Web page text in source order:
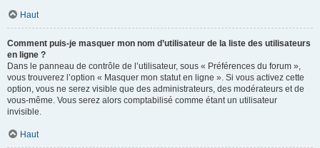
Haut
Comment puis-je masquer mon nom d’utilisateur de la liste des utilisateurs
en ligne ?
Dans le panneau de contrôle de l’utilisateur, sous « Préférences du forum »,
vous trouverez l’option « Masquer mon statut en ligne ». Si vous activez cette
option, vous ne serez visible que des administrateurs, des modérateurs et de
vous-même. Vous serez alors comptabilisé comme étant un utilisateur
invisible.
Haut